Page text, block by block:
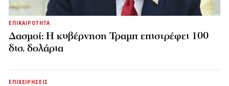
ΕΠΙΚΑΙΡΟΤΗΤΑ
Δασμοί: Η κυβέρνηση Τραμπ επιστρέφει 100
δισ. δολάρια
ΕΠΙΧΕΙΡΗΣΕΙΣ